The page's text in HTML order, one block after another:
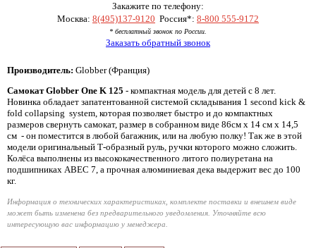
Закажите по телефону:
Москва: 8(495)137-9120 Россия*: 8-800 555-9172
* бесплатный звонок по России.
Заказать обратный звонок
Производитель: Globber (Франция)
Самокат Globber One K 125 - компактная модель для детей с 8 лет.
Новинка обладает запатентованной системой складывания 1 second kick &
fold collapsing system, которая позволяет быстро и до компактных
размеров свернуть самокат, размер в собранном виде 86см х 14 см х 14,5
см - он поместится в любой багажник, или на любую полку! Так же в этой
модели оригинальный Т-образный руль, ручки которого можно сложить.
Колёса выполнены из высококачественного литого полиуретана на
подшипниках ABEC 7, а прочная алюминиевая дека выдержит вес до 100
кг.
Информация о технических характеристиках, комплекте поставки и внешнем виде
может быть изменена без предварительного уведомления. Уточняйте всю
интересующую вас информацию у менеджера.